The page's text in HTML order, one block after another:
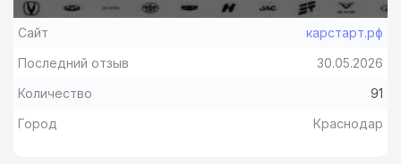
Сайт
карстарт.рф
Последний отзыв
30.05.2026
Количество
91
Город
Краснодар